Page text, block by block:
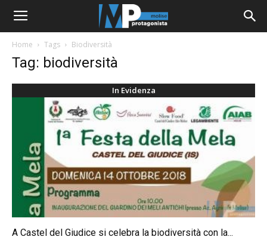
Home Tags Biodiversità
Tag: biodiversità
In Evidenza
A Castel del Giudice si celebra la biodiversità con la...